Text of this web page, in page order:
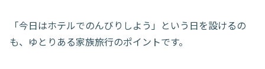
「今日はホテルでのんびりしよう」という日を設けるの
も、ゆとりある家族旅行のポイントです。